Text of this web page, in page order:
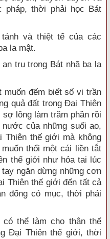
pháp, thời phải học Bát
và thiệt tế của các
la mật.
trụ trong Bát nhã ba la
đếm biết số vi trần
quả đất trong Đại Thiên
lông làm trăm phần rồi
của những suối ao,
Thiên thế giới mà không
thổi một cái liền tắt
thế giới như hỏa tai lúc
ngăn dừng những cơn
Thiên thế giới đến tất cả
đống cỏ mục, thời phải
thể làm cho thân thể
Đại Thiên thế giới, thời